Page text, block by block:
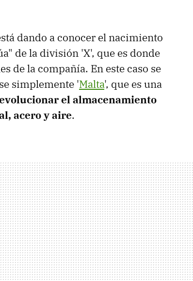
dando a conocer el nacimiento
de la división 'X', que es donde
de la compañía. En este caso se
simplemente 'Malta', que es una
el almacenamiento
acero y aire.